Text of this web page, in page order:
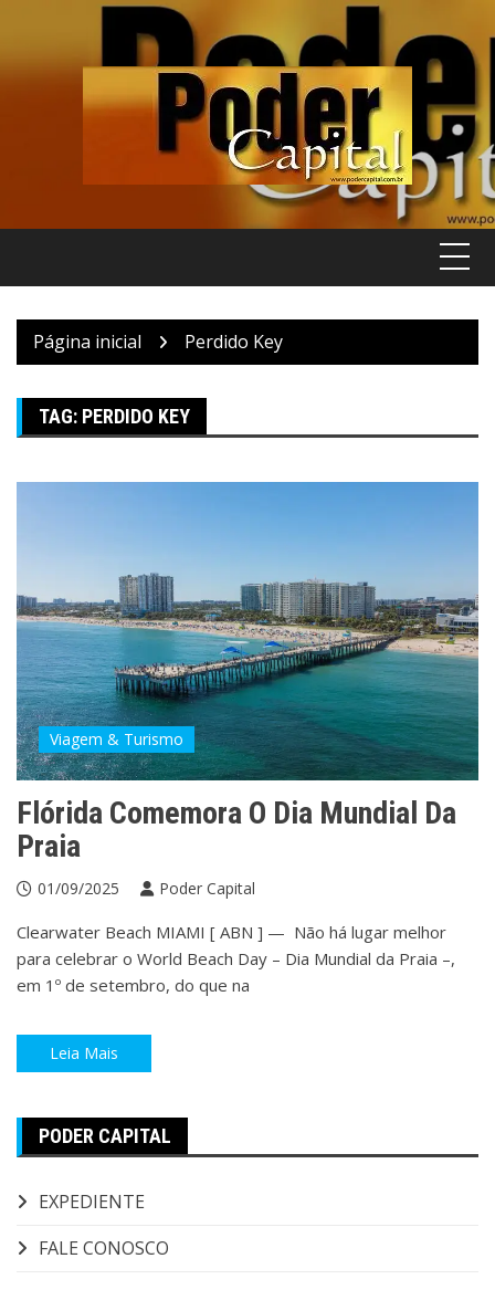
Página inicial Perdido Key
TAG: PERDIDO KEY
Viagem & Turismo
Flórida Comemora O Dia Mundial Da
Praia
01/09/2025 Poder Capital
Clearwater Beach MIAMI [ ABN ] — Não há lugar melhor
para celebrar o World Beach Day – Dia Mundial da Praia –,
em 1º de setembro, do que na
Leia Mais
PODER CAPITAL
EXPEDIENTE
FALE CONOSCO